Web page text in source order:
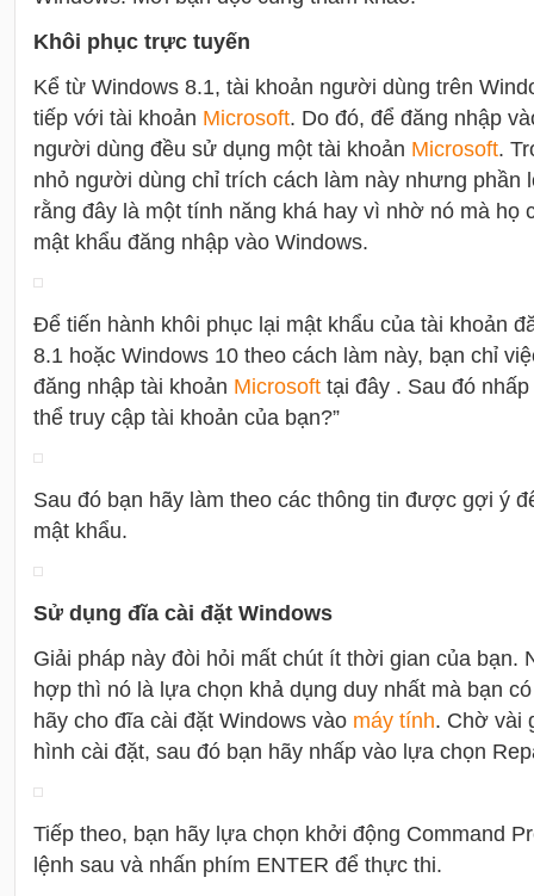
Khôi phục trực tuyến
Kể từ Windows 8.1, tài khoản người dùng trên
tiếp với tài khoản Microsoft. Do đó, để đăng nhập
người dùng đều sử dụng một tài khoản Microsoft.
nhỏ người dùng chỉ trích cách làm này nhưng phần
rằng đây là một tính năng khá hay vì nhờ nó mà họ
mật khẩu đăng nhập vào Windows.
Để tiến hành khôi phục lại mật khẩu của tài khoản
8.1 hoặc Windows 10 theo cách làm này, bạn chỉ
đăng nhập tài khoản Microsoft tại đây . Sau đó
thể truy cập tài khoản của bạn?”
Sau đó bạn hãy làm theo các thông tin được gợi ý
mật khẩu.
Sử dụng đĩa cài đặt Windows
Giải pháp này đòi hỏi mất chút ít thời gian của bạn.
hợp thì nó là lựa chọn khả dụng duy nhất mà bạn
hãy cho đĩa cài đặt Windows vào máy tính. Chờ vài
hình cài đặt, sau đó bạn hãy nhấp vào lựa chọn
Tiếp theo, bạn hãy lựa chọn khởi động Command
lệnh sau và nhấn phím ENTER để thực thi.